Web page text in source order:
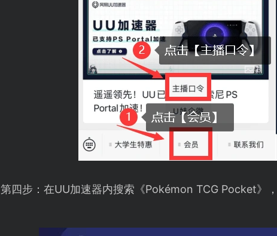
第四步：在UU加速器内搜索《Pokémon TCG Pocket》